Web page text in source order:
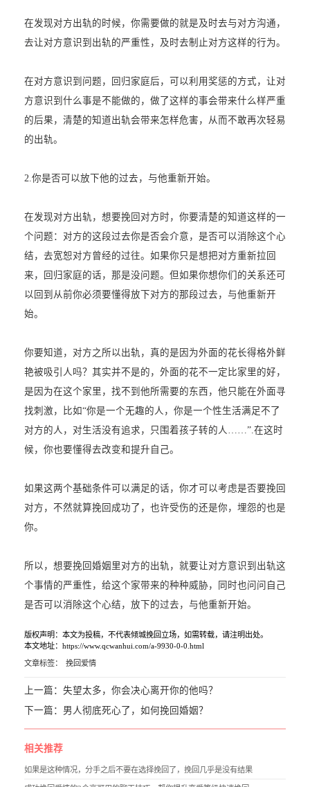
在发现对方出轨的时候，你需要做的就是及时去与对方沟通，
去让对方意识到出轨的严重性，及时去制止对方这样的行为。
在对方意识到问题，回归家庭后，可以利用奖惩的方式，让对
方意识到什么事是不能做的，做了这样的事会带来什么样严重
的后果，清楚的知道出轨会带来怎样危害，从而不敢再次轻易
的出轨。
2.你是否可以放下他的过去，与他重新开始。
在发现对方出轨，想要挽回对方时，你要清楚的知道这样的一
个问题：对方的这段过去你是否会介意，是否可以消除这个心
结，去宽恕对方曾经的过往。如果你只是想把对方重新拉回
来，回归家庭的话，那是没问题。但如果你想你们的关系还可
以回到从前你必须要懂得放下对方的那段过去，与他重新开
始。
你要知道，对方之所以出轨，真的是因为外面的花长得格外鲜
艳被吸引人吗？其实并不是的，外面的花不一定比家里的好，
是因为在这个家里，找不到他所需要的东西，他只能在外面寻
找刺激，比如“你是一个无趣的人，你是一个性生活满足不了
对方的人，对生活没有追求，只围着孩子转的人……”.在这时
候，你也要懂得去改变和提升自己。
如果这两个基础条件可以满足的话，你才可以考虑是否要挽回
对方，不然就算挽回成功了，也许受伤的还是你，埋怨的也是
你。
所以，想要挽回婚姻里对方的出轨，就要让对方意识到出轨这
个事情的严重性，给这个家带来的种种威胁，同时也问问自己
是否可以消除这个心结，放下的过去，与他重新开始。
版权声明：本文为投稿，不代表倾城挽回立场，如需转载，请注明出处。
本文地址：https://www.qcwanhui.com/a-9930-0-0.html
文章标签： 挽回爱情
上一篇： 失望太多，你会决心离开你的他吗？
下一篇： 男人彻底死心了，如何挽回婚姻？
相关推荐
如果是这种情况，分手之后不要在选择挽回了，挽回几乎是没有结果